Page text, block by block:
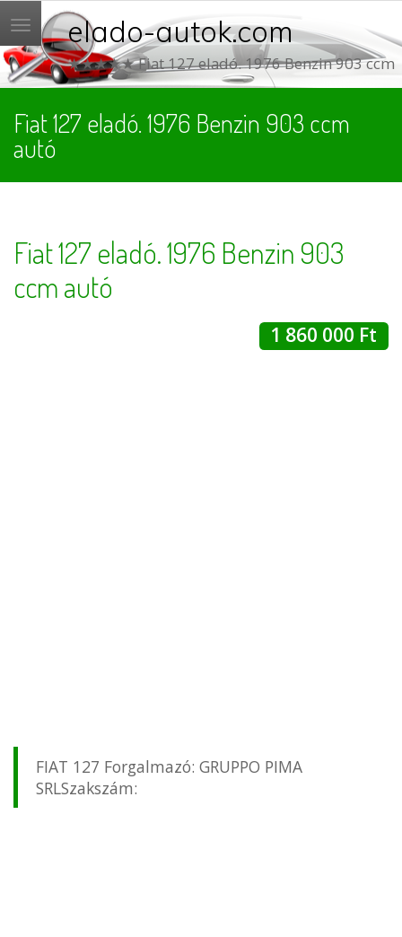
Menü elado-autok.com
★★★★★ Fiat 127 eladó. 1976 Benzin 903 ccm
Fiat 127 eladó. 1976 Benzin 903 ccm
autó
Fiat 127 eladó. 1976 Benzin 903
ccm autó
1 860 000 Ft
FIAT 127 Forgalmazó: GRUPPO PIMA
SRLSzakszám: